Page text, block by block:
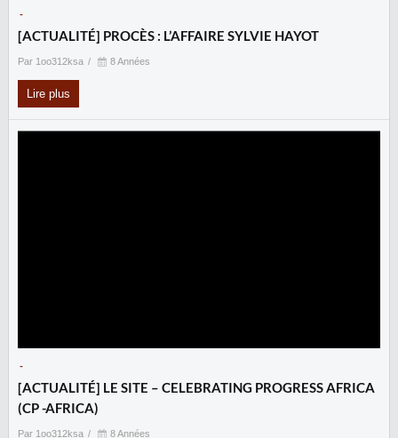
-
[ACTUALITÉ] PROCÈS : L’AFFAIRE SYLVIE HAYOT
Par 1oo312ksa 8 Années
Lire plus
-
[ACTUALITÉ] LE SITE – CELEBRATING PROGRESS AFRICA
(CP -AFRICA)
Par 1oo312ksa 8 Années